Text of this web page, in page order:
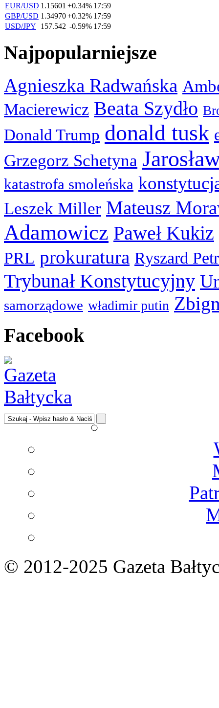
EUR/USD 1.15601 +0.34% 17:59
GBP/USD 1.34970+0.32% 17:59
USD/JPY
157.542 -0.59% 17:59
Najpopularniejsze
Agnieszka Radwańska
Macierewicz Beata Szydło
Donald Trump donald tusk
Grzegorz Schetyna
katastrofa smoleńska
Leszek Miller Mateusz
Adamowicz Paweł Kukiz
PRL prokuratura Ryszard
Trybunał Konstytucyjny
samorządowe władimir putin
Facebook
© 2012-2025 Gazeta